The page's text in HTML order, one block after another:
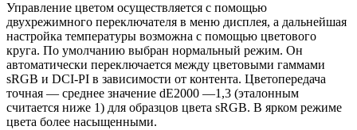
Управление цветом осуществляется с помощью
двухрежимного переключателя в меню дисплея, а дальнейшая
настройка температуры возможна с помощью цветового
круга. По умолчанию выбран нормальный режим. Он
автоматически переключается между цветовыми гаммами
sRGB и DCI-PI в зависимости от контента. Цветопередача
точная — среднее значение dE2000 —1,3 (эталонным
считается ниже 1) для образцов цвета sRGB. В ярком режиме
цвета более насыщенными.